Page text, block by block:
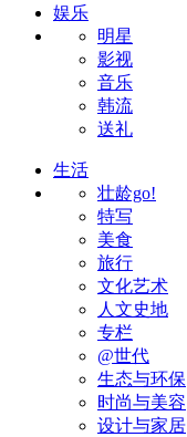
娱乐
明星
影视
音乐
韩流
送礼
生活
壮龄go!
特写
美食
旅行
文化艺术
人文史地
专栏
@世代
生态与环保
时尚与美容
设计与家居